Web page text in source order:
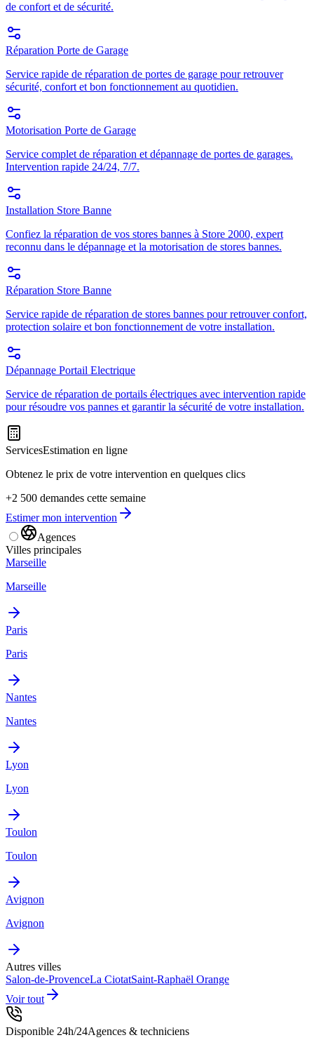
de confort et de sécurité.
Réparation Porte de Garage
Service rapide de réparation de portes de garage pour retrouver
sécurité, confort et bon fonctionnement au quotidien.
Motorisation Porte de Garage
Service complet de réparation et dépannage de portes de garages.
Intervention rapide 24/24, 7/7.
Installation Store Banne
Confiez la réparation de vos stores bannes à Store 2000, expert
reconnu dans le dépannage et la motorisation de stores bannes.
Réparation Store Banne
Service rapide de réparation de stores bannes pour retrouver confort,
protection solaire et bon fonctionnement de votre installation.
Dépannage Portail Electrique
Service de réparation de portails électriques avec intervention rapide
pour résoudre vos pannes et garantir la sécurité de votre installation.
ServicesEstimation en ligne
Obtenez le prix de votre intervention en quelques clics
+2 500 demandes cette semaine
Estimer mon intervention
Agences
Villes principales
Marseille
Marseille
Paris
Paris
Nantes
Nantes
Lyon
Lyon
Toulon
Toulon
Avignon
Avignon
Autres villes
Salon-de-ProvenceLa CiotatSaint-Raphaël Orange
Voir tout
Disponible 24h/24Agences & techniciens